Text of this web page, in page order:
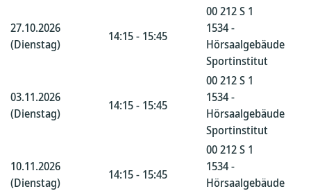
27.10.2026
(Dienstag)
14:15 - 15:45
00 212 S 1
1534 -
Hörsaalgebäude
Sportinstitut
03.11.2026
(Dienstag)
14:15 - 15:45
00 212 S 1
1534 -
Hörsaalgebäude
Sportinstitut
10.11.2026
(Dienstag)
14:15 - 15:45
00 212 S 1
1534 -
Hörsaalgebäude